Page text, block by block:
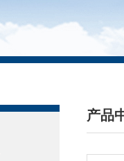
产品
/